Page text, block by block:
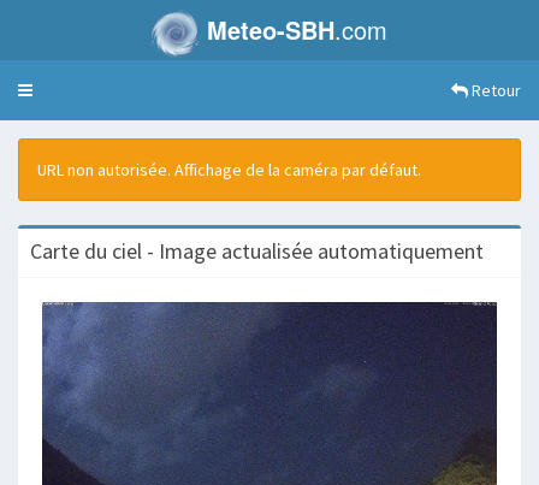
Meteo-SBH.com
Toggle
Retour
URL non autorisée. Affichage de la caméra par défaut.
Carte du ciel - Image actualisée automatiquement